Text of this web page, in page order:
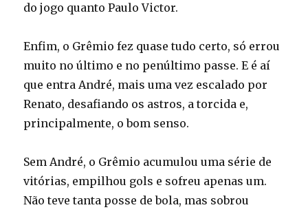
do jogo quanto Paulo Victor.
Enfim, o Grêmio fez quase tudo certo, só errou
muito no último e no penúltimo passe. E é aí
que entra André, mais uma vez escalado por
Renato, desafiando os astros, a torcida e,
principalmente, o bom senso.
Sem André, o Grêmio acumulou uma série de
vitórias, empilhou gols e sofreu apenas um.
Não teve tanta posse de bola, mas sobrou